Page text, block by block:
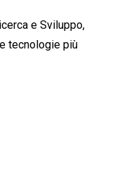
e Sviluppo,
tecnologie più